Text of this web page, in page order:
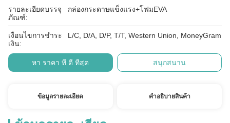
รายละเอียดบรรจุ
ภัณฑ์:
กล่องกระดาษแข็งแรง+โฟมEVA
เงื่อนไขการชำระ
เงิน:
L/C, D/A, D/P, T/T, Western Union, MoneyGram
หา ราคา ที่ ดี ที่สุด สนุกสนาน
ข้อมูลรายละเอียด คําอธิบายสินค้า